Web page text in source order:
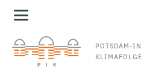
POTSDAM-